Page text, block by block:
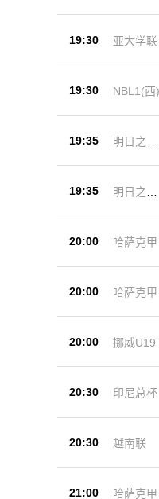
19:30 亚大学联
19:30 NBL1(西)
19:35
明日之星
19:35
明日之星
20:00 哈萨克甲
20:00 哈萨克甲
20:00 挪威U19
20:30 印尼总杯
20:30 越南联
21:00 哈萨克甲